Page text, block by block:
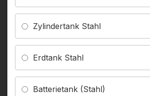
Zylindertank Stahl
Erdtank Stahl
Batterietank (Stahl)